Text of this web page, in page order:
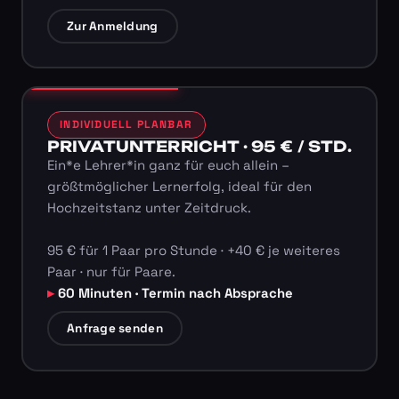
Zur Anmeldung
INDIVIDUELL PLANBAR
PRIVATUNTERRICHT · 95 € / STD.
Ein*e Lehrer*in ganz für euch allein –
größtmöglicher Lernerfolg, ideal für den
Hochzeitstanz unter Zeitdruck.
95 € für 1 Paar pro Stunde · +40 € je weiteres
Paar · nur für Paare.
60 Minuten · Termin nach Absprache
Anfrage senden